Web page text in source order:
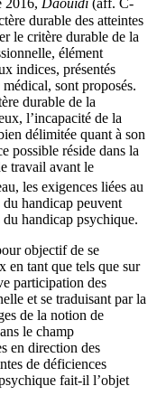
2016, Daouidi (aff. C-
durable des atteintes
le critère durable de la
élément
indices, présentés
sont proposés.
durable de la
l’incapacité de la
délimitée quant à son
possible réside dans la
travail avant le
les exigences liées au
handicap peuvent
handicap psychique.
objectif de se
en tant que tels que sur
participation des
et se traduisant par la
de la notion de
le champ
en direction des
de déficiences
fait-il l’objet